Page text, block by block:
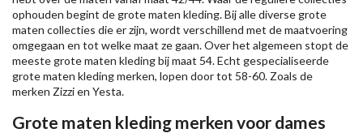
ophouden begint de grote maten kleding. Bij alle diverse grote
maten collecties die er zijn, wordt verschillend met de maatvoering
omgegaan en tot welke maat ze gaan. Over het algemeen stopt de
meeste grote maten kleding bij maat 54. Echt gespecialiseerde
grote maten kleding merken, lopen door tot 58-60. Zoals de
merken Zizzien Yesta.
Grote maten kleding merken voor dames